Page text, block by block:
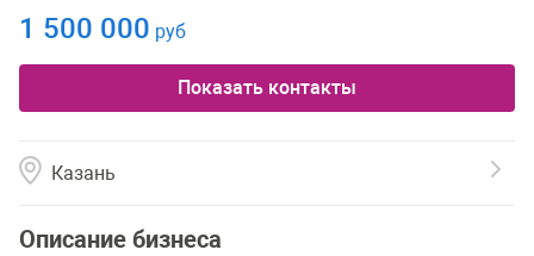
1 500 000 руб
Показать контакты
Казань
Описание бизнеса